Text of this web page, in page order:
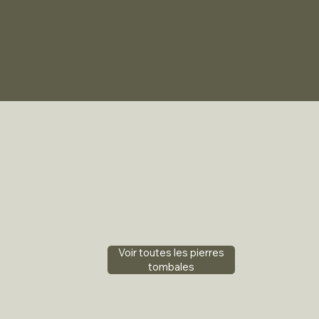
Voir toutes les pierres
tombales